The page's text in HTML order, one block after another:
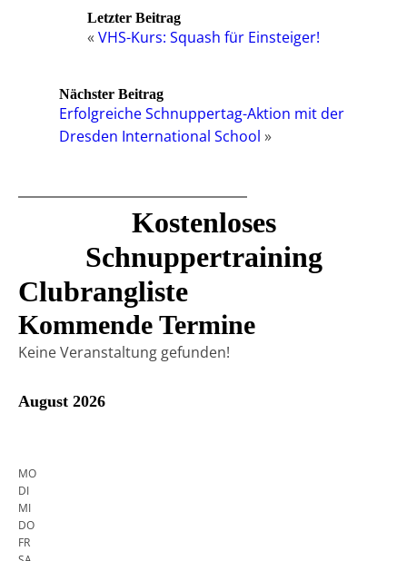
Letzter Beitrag
« VHS-Kurs: Squash für Einsteiger!
Nächster Beitrag
Erfolgreiche Schnuppertag-Aktion mit der
Dresden International School »
Kostenloses
Schnuppertraining
Clubrangliste
Kommende Termine
Keine Veranstaltung gefunden!
August 2026
MO
DI
MI
DO
FR